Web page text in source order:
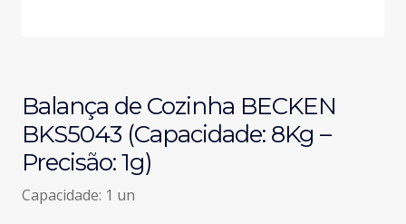
Balança de Cozinha BECKEN
BKS5043 (Capacidade: 8Kg –
Precisão: 1g)
Capacidade: 1 un